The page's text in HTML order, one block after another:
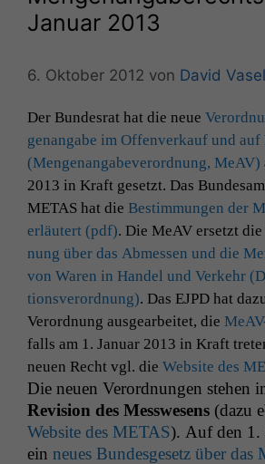
Januar 2013
6. Oktober 2012 von David
Der Bun­desrat hat die neue
ge­nangabe im Offen­verkauf und
(Men­ge­nangabeverord­nung, MeAV)
2013 in Kraft geset­zt. Das
METAS hat die Bes­tim­mungen der
erläutert (pdf). Die MeAV erset­zt
nung über das Abmessen und die
von Waren in Han­del und Verkehr
tionsverord­nung). Das EJPD hat
Verord­nung aus­gear­beit­et, die
falls am 1. Jan­u­ar 2013 in Kraft
neuen Recht vgl. die Web­site des
Die neuen Verord­nun­gen ste­hen
Revi­sion des Mess­we­sens (dazu
Web­site des METAS). Auf den 1.
ein neues Bun­des­ge­setz über das